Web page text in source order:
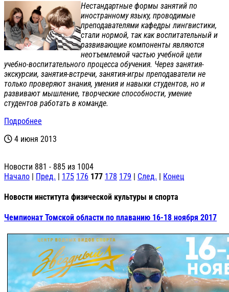
Нестандартные формы занятий по
иностранному языку, проводимые
преподавателями кафедры лингвистики,
стали нормой, так как воспитательный и
развивающие компоненты являются
неотъемлемой частью учебной цели
учебно-воспитательного процесса обучения. Через занятия-
экскурсии, занятия-встречи, занятия-игры преподаватели не
только проверяют знания, умения и навыки студентов, но и
развивают мышление, творческие способности, умение
студентов работать в команде.
Подробнее
4 июня 2013
Новости 881 - 885 из 1004
Начало | Пред. | 175 176 177 178 179 | След. | Конец
Новости института физической культуры и спорта
Чемпионат Томской области по плаванию 16-18 ноября 2017